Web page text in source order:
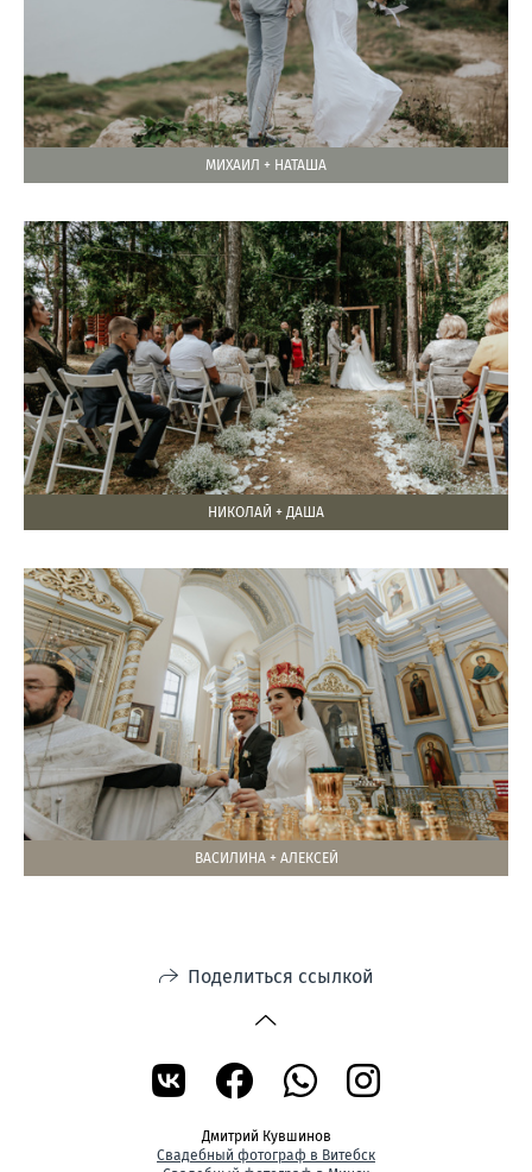
МИХАИЛ + НАТАША
НИКОЛАЙ + ДАША
ВАСИЛИНА + АЛЕКСЕЙ
Поделиться ссылкой
Дмитрий Кувшинов
Свадебный фотограф в Витебск